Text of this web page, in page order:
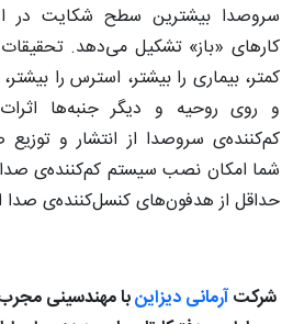
سر‌و‌صدا بیشترین سطح شکایت در
کارهای «باز» تشکیل می‌دهد.
کمتر، بیماری را بیشتر، استرس را
و روی روحیه و دیگر جنبه‌ها
کم‌کننده‌ی سروصدا از انتشار و
شما امکان نصب سیستم کم‌کننده‌ی صدا
حداقل از هدفون‌های کنسل‌کننده‌ی صدا
شرکتآرمانی دیزاینبا مهندسینی